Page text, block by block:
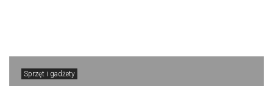
Sprzęt i gadżety